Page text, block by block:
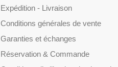
Expédition - Livraison
Conditions générales de vente
Garanties et échanges
Réservation & Commande